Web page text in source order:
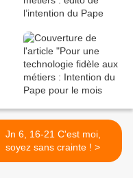
Jn 6, 16-21 C'est moi,
soyez sans crainte ! >